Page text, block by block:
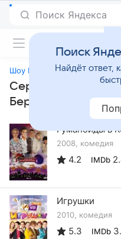
Поиск Яндекса
Шоу Гертруды Берг
Сериалы, похожие
Берг»
Гуманоиды в
2008, комедия
4.2 IMDb
Игрушки
2010, комедия
5.3 IMDb
Поиск
Найдёт ответ,